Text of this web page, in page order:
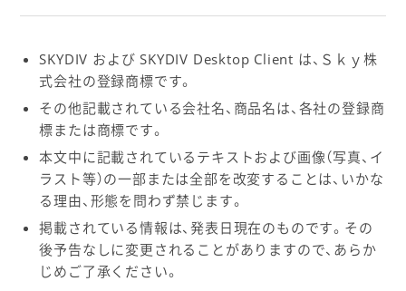
SKYDIV および SKYDIV Desktop Client は、Ｓｋｙ株
式会社の登録商標です。
その他記載されている会社名、商品名は、各社の登録商
標または商標です。
本文中に記載されているテキストおよび画像（写真、イ
ラスト等）の一部または全部を改変することは、いかな
る理由、形態を問わず禁じます。
掲載されている情報は、発表日現在のものです。その
後予告なしに変更されることがありますので、あらか
じめご了承ください。